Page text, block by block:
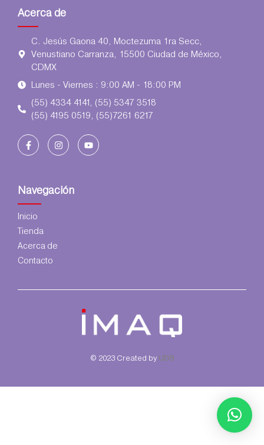
Acerca de
C. Jesús Gaona 40, Moctezuma 1ra Secc,
Venustiano Carranza, 15500 Ciudad de México,
CDMX
Lunes - Viernes : 9:00 AM - 18:00 PM
(55) 4334 4141, (55) 5347 3518
(55) 4195 0519, (55)7261 6217
Navegación
Inicio
Tienda
Acerca de
Contacto
© 2023 Created by UDS